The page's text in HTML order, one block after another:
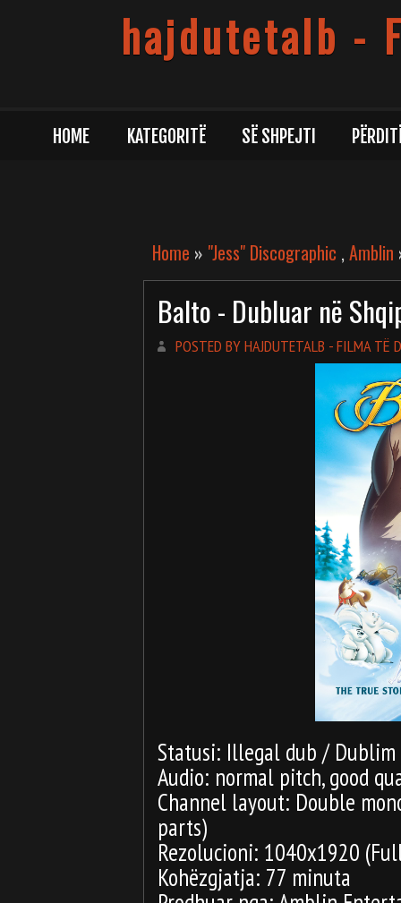
hajdutetalb -
HOME KATEGORITË SË SHPEJTI
Home » "Jess" Discographic , Amblin
Balto - Dubluar në
POSTED BY HAJDUTETALB - FILMA TË
Statusi: Illegal dub /
Audio: normal pitch, good
Channel layout: Double
parts)
Rezolucioni: 1040x1920
Kohëzgjatja: 77 minuta